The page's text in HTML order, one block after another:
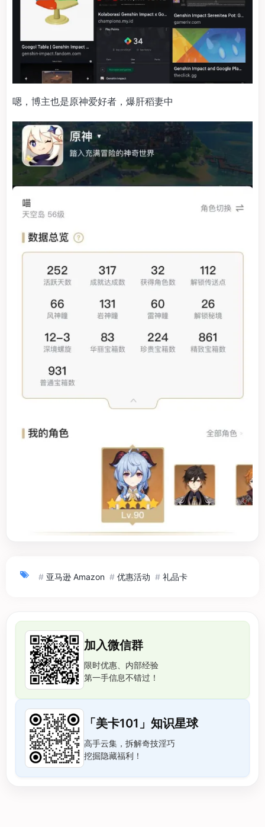
嗯，博主也是原神爱好者，爆肝稻妻中
# 亚马逊 Amazon # 优惠活动 # 礼品卡
加入微信群
限时优惠、内部经验
第一手信息不错过！
「美卡101」知识星球
高手云集，拆解奇技淫巧
挖掘隐藏福利！